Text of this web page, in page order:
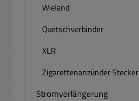
Wieland
Quetschverbinder
XLR
Zigarettenanzünder Stecker
Stromverlängerung